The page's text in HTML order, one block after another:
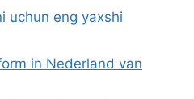
uchun eng yaxshi
in Nederland van